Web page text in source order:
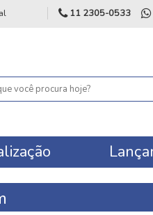
11 2305-0533